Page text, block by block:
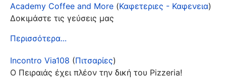
Academy Coffee and More (Καφετεριες - Καφενεια)
Δοκιμάστε τις γεύσεις μας
Περισσότερα...
Incontro Via108 (Πιτσαρίες)
Ο Πειραιάς έχει πλέον την δική του Pizzeria!